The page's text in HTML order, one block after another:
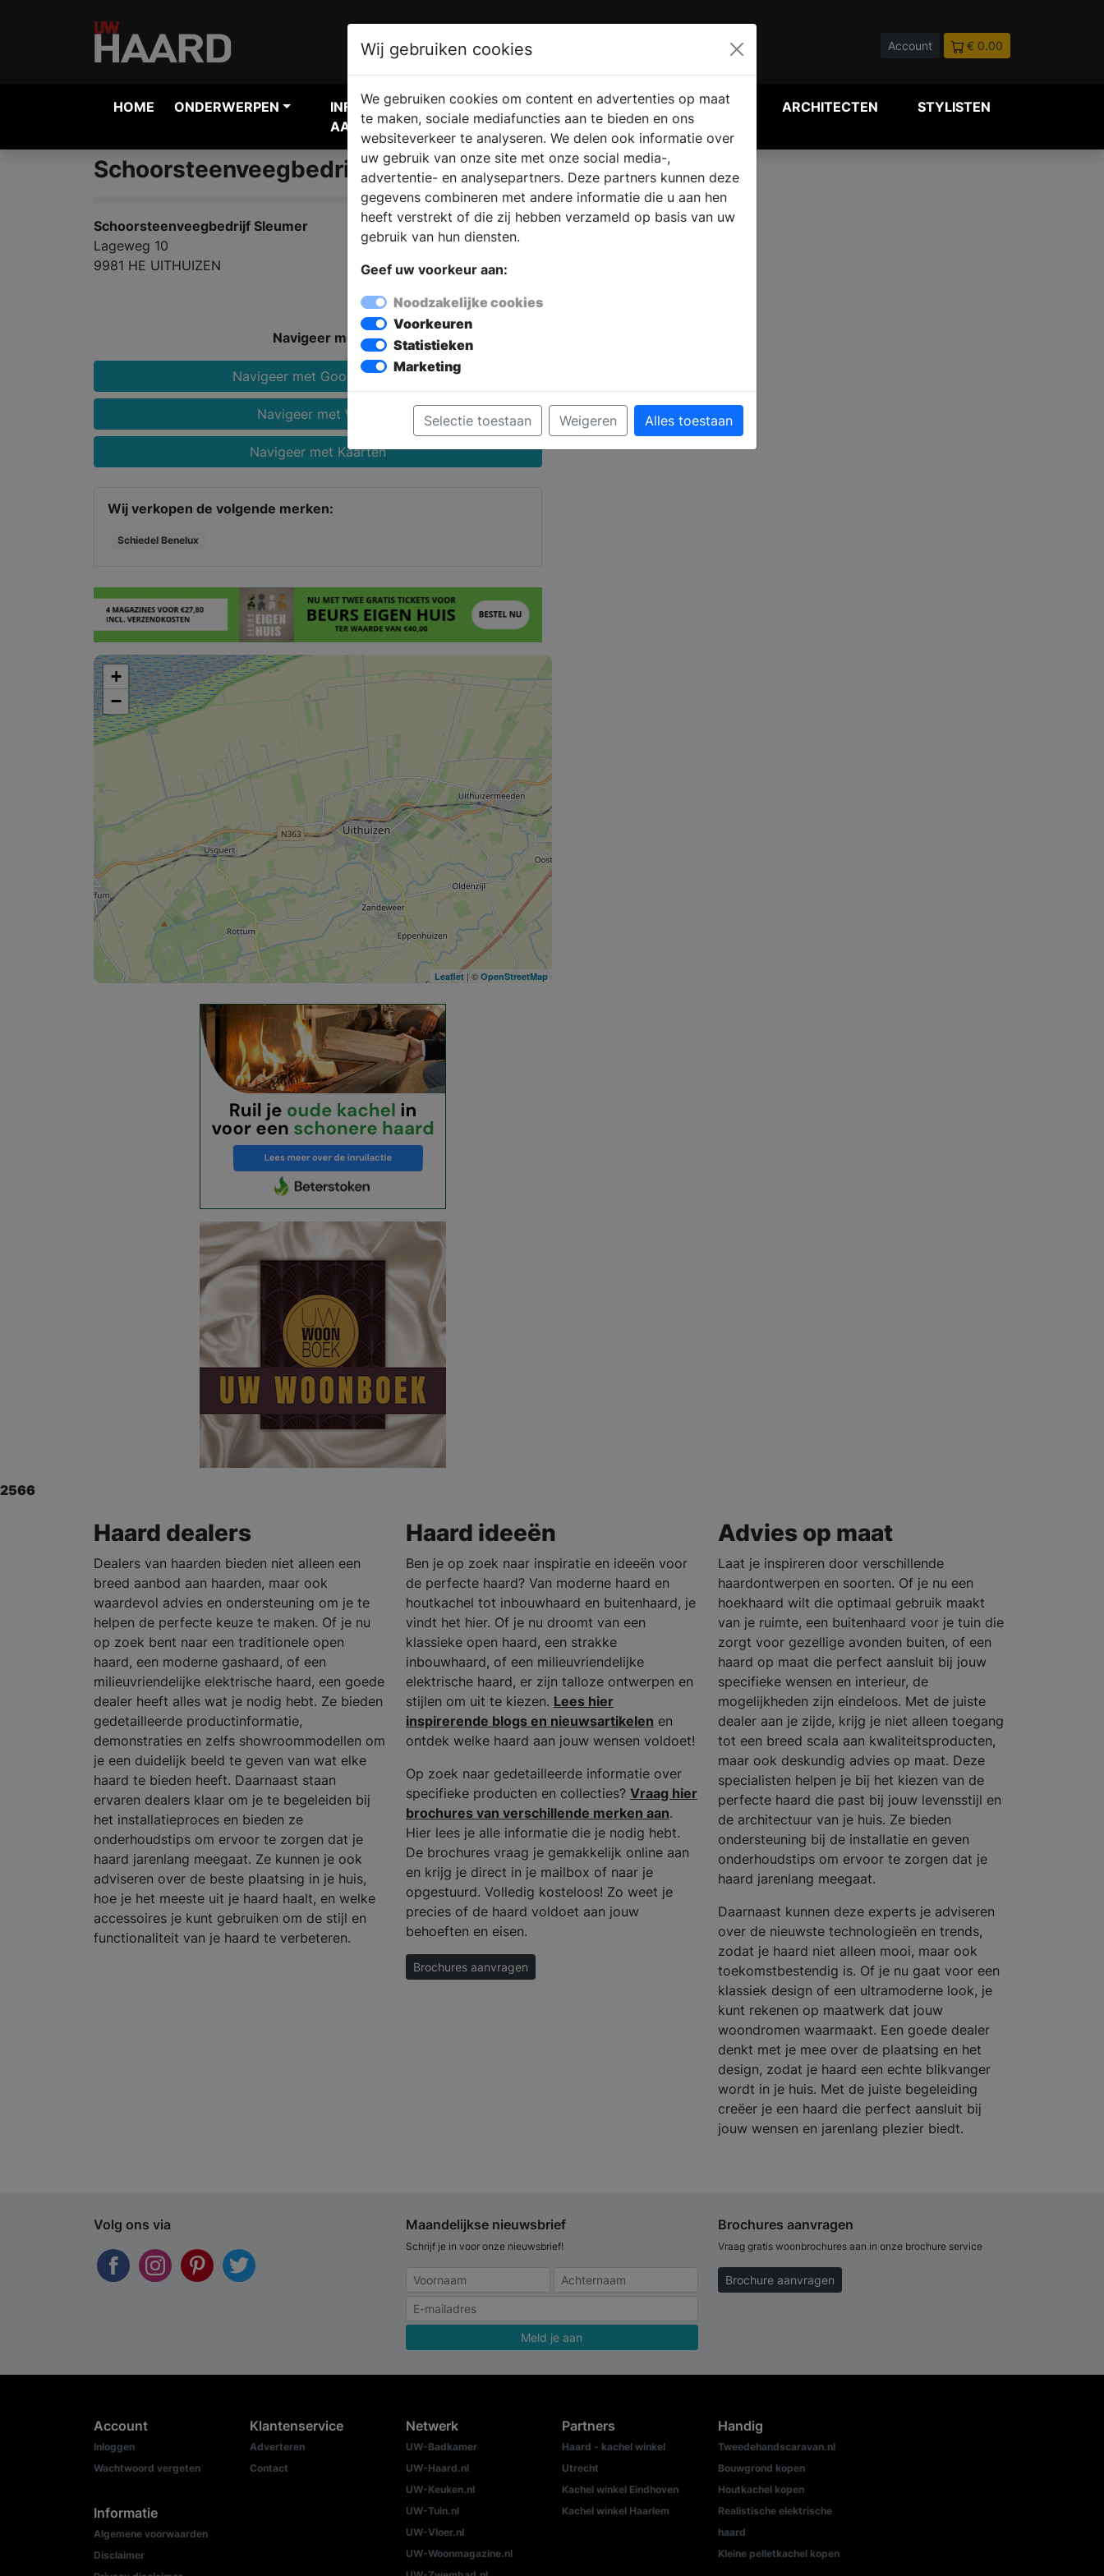
Account € 0.00
HOME ONDERWERPEN
INFORMATIE
AANVRAGEN
VERKOOPLOCATIE
VINDEN
WEBSHOP ARCHITECTEN STYLISTEN
Schoorsteenveegbedrijf Sleumer
Schoorsteenveegbedrijf Sleumer
Lageweg 10
9981 HE UITHUIZEN
Navigeer met:
Navigeer met Google Maps
Navigeer met Waze
Navigeer met Kaarten
Wij verkopen de volgende merken:
Schiedel Benelux
+
−
Leaflet | © OpenStreetMap
2566
Haard dealers
Dealers van haarden bieden niet alleen een
breed aanbod aan haarden, maar ook
waardevol advies en ondersteuning om je te
helpen de perfecte keuze te maken. Of je nu
op zoek bent naar een traditionele open
haard, een moderne gashaard, of een
milieuvriendelijke elektrische haard, een goede
dealer heeft alles wat je nodig hebt. Ze bieden
gedetailleerde productinformatie,
demonstraties en zelfs showroommodellen om
je een duidelijk beeld te geven van wat elke
haard te bieden heeft. Daarnaast staan
ervaren dealers klaar om je te begeleiden bij
het installatieproces en bieden ze
onderhoudstips om ervoor te zorgen dat je
haard jarenlang meegaat. Ze kunnen je ook
adviseren over de beste plaatsing in je huis,
hoe je het meeste uit je haard haalt, en welke
accessoires je kunt gebruiken om de stijl en
functionaliteit van je haard te verbeteren.
Haard ideeën
Ben je op zoek naar inspiratie en ideeën voor
de perfecte haard? Van moderne haard en
houtkachel tot inbouwhaard en buitenhaard, je
vindt het hier. Of je nu droomt van een
klassieke open haard, een strakke
inbouwhaard, of een milieuvriendelijke
elektrische haard, er zijn talloze ontwerpen en
stijlen om uit te kiezen. Lees hier
inspirerende blogs en nieuwsartikelen en
ontdek welke haard aan jouw wensen voldoet!
Op zoek naar gedetailleerde informatie over
specifieke producten en collecties? Vraag hier
brochures van verschillende merken aan.
Hier lees je alle informatie die je nodig hebt.
De brochures vraag je gemakkelijk online aan
en krijg je direct in je mailbox of naar je
opgestuurd. Volledig kosteloos! Zo weet je
precies of de haard voldoet aan jouw
behoeften en eisen.
Brochures aanvragen
Advies op maat
Laat je inspireren door verschillende
haardontwerpen en soorten. Of je nu een
hoekhaard wilt die optimaal gebruik maakt
van je ruimte, een buitenhaard voor je tuin die
zorgt voor gezellige avonden buiten, of een
haard op maat die perfect aansluit bij jouw
specifieke wensen en interieur, de
mogelijkheden zijn eindeloos. Met de juiste
dealer aan je zijde, krijg je niet alleen toegang
tot een breed scala aan kwaliteitsproducten,
maar ook deskundig advies op maat. Deze
specialisten helpen je bij het kiezen van de
perfecte haard die past bij jouw levensstijl en
de architectuur van je huis. Ze bieden
ondersteuning bij de installatie en geven
onderhoudstips om ervoor te zorgen dat je
haard jarenlang meegaat.
Daarnaast kunnen deze experts je adviseren
over de nieuwste technologieën en trends,
zodat je haard niet alleen mooi, maar ook
toekomstbestendig is. Of je nu gaat voor een
klassiek design of een ultramoderne look, je
kunt rekenen op maatwerk dat jouw
woondromen waarmaakt. Een goede dealer
denkt met je mee over de plaatsing en het
design, zodat je haard een echte blikvanger
wordt in je huis. Met de juiste begeleiding
creëer je een haard die perfect aansluit bij
jouw wensen en jarenlang plezier biedt.
Wij gebruiken cookies
We gebruiken cookies om content en advertenties op maat
te maken, sociale mediafuncties aan te bieden en ons
websiteverkeer te analyseren. We delen ook informatie over
uw gebruik van onze site met onze social media-,
advertentie- en analysepartners. Deze partners kunnen deze
gegevens combineren met andere informatie die u aan hen
heeft verstrekt of die zij hebben verzameld op basis van uw
gebruik van hun diensten.
Geef uw voorkeur aan:
Noodzakelijke cookies
Voorkeuren
Statistieken
Marketing
Selectie toestaan Weigeren Alles toestaan
Volg ons via Maandelijkse nieuwsbrief
Schrijf je in voor onze nieuwsbrief!
Meld je aan
Brochures aanvragen
Vraag gratis woonbrochures aan in onze brochure service
Brochure aanvragen
Account
Inloggen
Wachtwoord vergeten
Informatie
Algemene voorwaarden
Disclaimer
Klantenservice
Adverteren
Contact
Netwerk
UW-Badkamer
UW-Haard.nl
UW-Keuken.nl
UW-Tuin.nl
UW-Vloer.nl
UW-Woonmagazine.nl
Partners
Haard - kachel winkel
Utrecht
Kachel winkel Eindhoven
Kachel winkel Haarlem
Handig
Tweedehandscaravan.nl
Bouwgrond kopen
Houtkachel kopen
Realistische elektrische
haard
Kleine pelletkachel kopen